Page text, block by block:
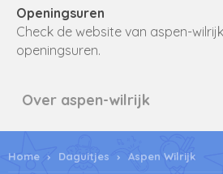
Openingsuren
Check de website van aspen-
openingsuren.
Over aspen-wilrijk
Home Daguitjes Aspen Wilrijk